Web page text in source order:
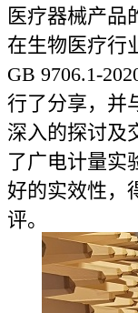
医疗器械产品
在生物医疗行
GB 9706.1-
行了分享，并
深入的探讨及
了广电计量实
好的实效性，
评。